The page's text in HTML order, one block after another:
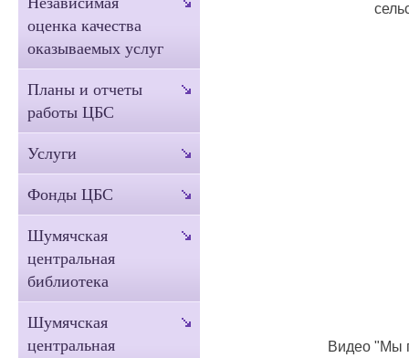
Видео "Мы
оценка качества
оказываемых услуг
Планы и отчеты
работы ЦБС
Услуги
Фонды ЦБС
Шумячская
центральная
библиотека
Шумячская
центральная